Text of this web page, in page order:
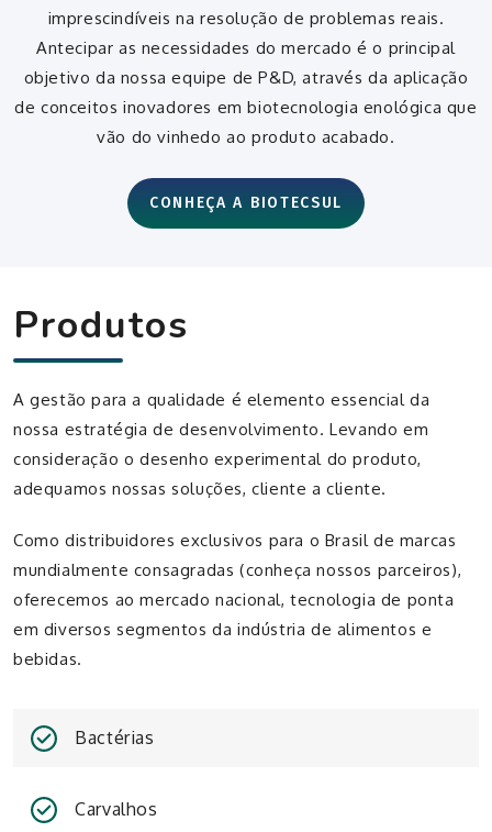
imprescindíveis na resolução de problemas reais.
Antecipar as necessidades do mercado é o principal
objetivo da nossa equipe de P&D, através da aplicação
de conceitos inovadores em biotecnologia enológica que
vão do vinhedo ao produto acabado.
CONHEÇA A BIOTECSUL
Produtos
A gestão para a qualidade é elemento essencial da
nossa estratégia de desenvolvimento. Levando em
consideração o desenho experimental do produto,
adequamos nossas soluções, cliente a cliente.
Como distribuidores exclusivos para o Brasil de marcas
mundialmente consagradas(conheça nossos parceiros),
oferecemos ao mercado nacional, tecnologia de ponta
em diversos segmentos da indústria de alimentos e
bebidas.
Bactérias
Carvalhos